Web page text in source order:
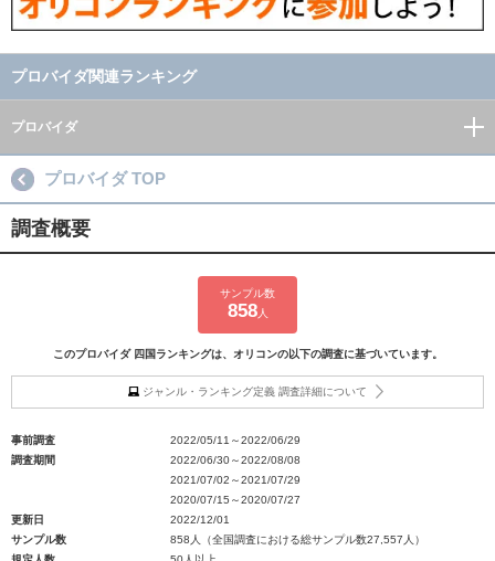
プロバイダ関連ランキング
プロバイダ
プロバイダ TOP
調査概要
サンプル数
858人
このプロバイダ 四国ランキングは、オリコンの以下の調査に基づいています。
ジャンル・ランキング定義 調査詳細について
事前調査
2022/05/11～2022/06/29
調査期間
2022/06/30～2022/08/08
2021/07/02～2021/07/29
2020/07/15～2020/07/27
更新日
2022/12/01
サンプル数
858人（全国調査における総サンプル数27,557人）